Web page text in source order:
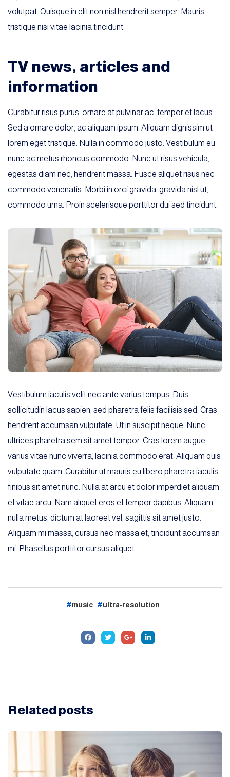
volutpat. Quisque in elit non nisl hendrerit semper. Mauris
tristique nisi vitae lacinia tincidunt.
TV news, articles and
information
Curabitur risus purus, ornare at pulvinar ac, tempor et lacus.
Sed a ornare dolor, ac aliquam ipsum. Aliquam dignissim ut
lorem eget tristique. Nulla in commodo justo. Vestibulum eu
nunc ac metus rhoncus commodo. Nunc ut risus vehicula,
egestas diam nec, hendrerit massa. Fusce aliquet risus nec
commodo venenatis. Morbi in orci gravida, gravida nisl ut,
commodo urna. Proin scelerisque porttitor dui sed tincidunt.
Vestibulum iaculis velit nec ante varius tempus. Duis
sollicitudin lacus sapien, sed pharetra felis facilisis sed. Cras
hendrerit accumsan vulputate. Ut in suscipit neque. Nunc
ultrices pharetra sem sit amet tempor. Cras lorem augue,
varius vitae nunc viverra, lacinia commodo erat. Aliquam quis
vulputate quam. Curabitur ut mauris eu libero pharetra iaculis
finibus sit amet nunc. Nulla at arcu et dolor imperdiet aliquam
et vitae arcu. Nam aliquet eros et tempor dapibus. Aliquam
nulla metus, dictum at laoreet vel, sagittis sit amet justo.
Aliquam mi massa, cursus nec massa et, tincidunt accumsan
mi. Phasellus porttitor cursus aliquet.
music ultra-resolution
Related posts